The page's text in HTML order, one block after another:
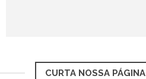
CURTA NOSSA PÁGINA